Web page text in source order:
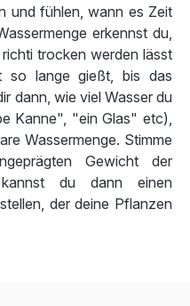
und fühlen, wann es Zeit
erkennst du,
trocken werden lässt
so lange gießt, bis das
dann, wie viel Wasser du
Kanne", "ein Glas" etc),
Wassermenge. Stimme
Gewicht der
du dann einen
der deine Pflanzen